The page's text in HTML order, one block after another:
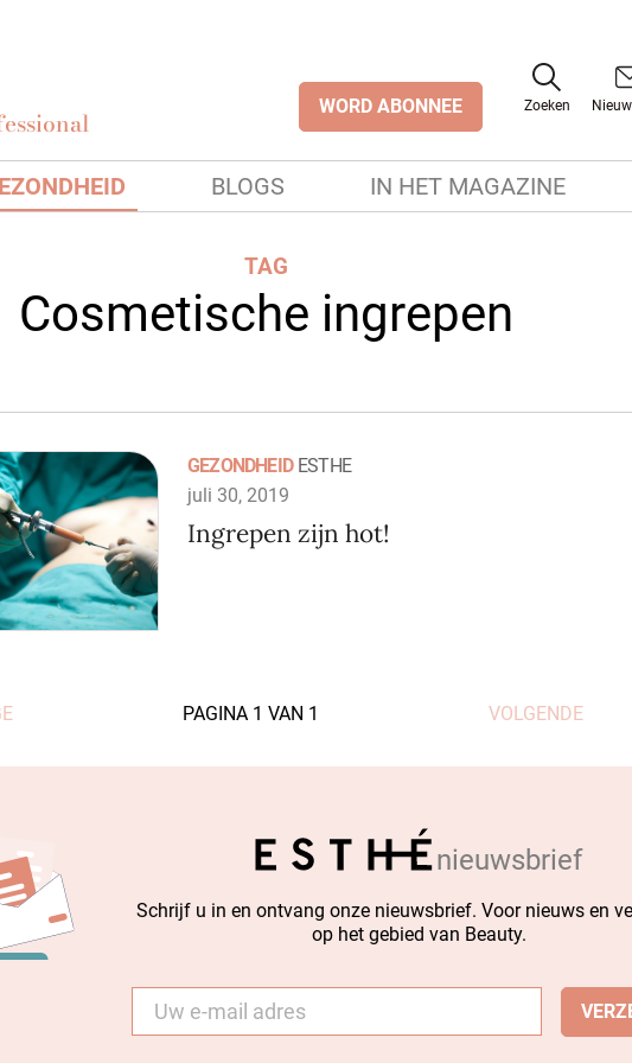
WORD ABONNEE Zoeken
BLOGS IN HET MAGAZINE
TAG
Cosmetische ingrepen
GEZONDHEID ESTHE
juli 30, 2019
Ingrepen zijn hot!
PAGINA 1 VAN 1 VOLGENDE
nieuwsbrief
Schrijf u in en ontvang onze nieuwsbrief. Voor nieuws en
op het gebied van Beauty.
mail *